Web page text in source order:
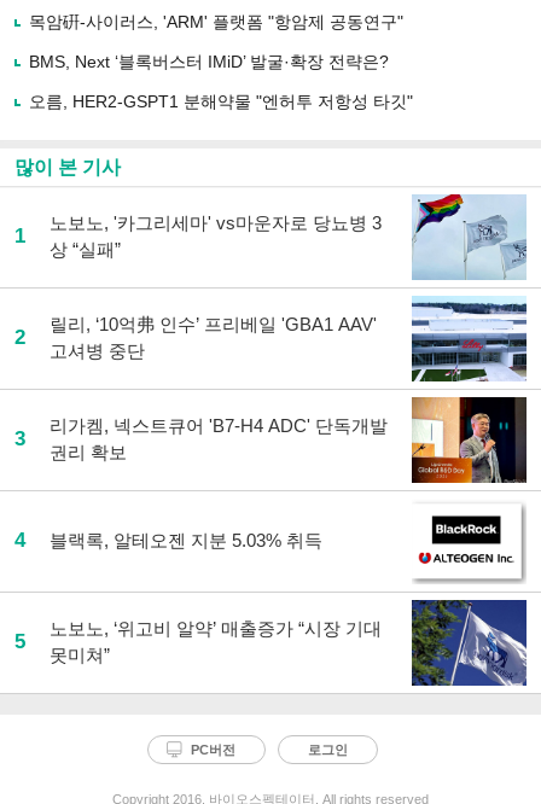
유
기
목암硏-사이러스, 'ARM' 플랫폼 "항암제 공동연구"
BMS, Next ‘블록버스터 IMiD’ 발굴·확장 전략은?
오름, HER2-GSPT1 분해약물 "엔허투 저항성 타깃"
많이 본 기사
1
노보노, '카그리세마' vs마운자로 당뇨병 3
상 “실패”
2
릴리, ‘10억弗 인수’ 프리베일 'GBA1 AAV'
고셔병 중단
3
리가켐, 넥스트큐어 'B7-H4 ADC' 단독개발
권리 확보
4 블랙록, 알테오젠 지분 5.03% 취득
5
노보노, ‘위고비 알약’ 매출증가 “시장 기대
못미쳐”
PC버전 로그인
Copyright 2016. 바이오스펙테이터. All rights reserved